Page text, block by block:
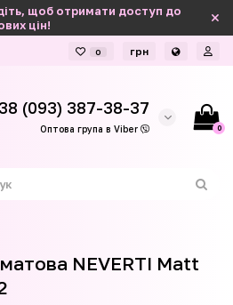
щоб отримати доступ до
цін!
0 грн
(093) 387-38-37
Оптова група в Viber 0
NEVERTI Matt